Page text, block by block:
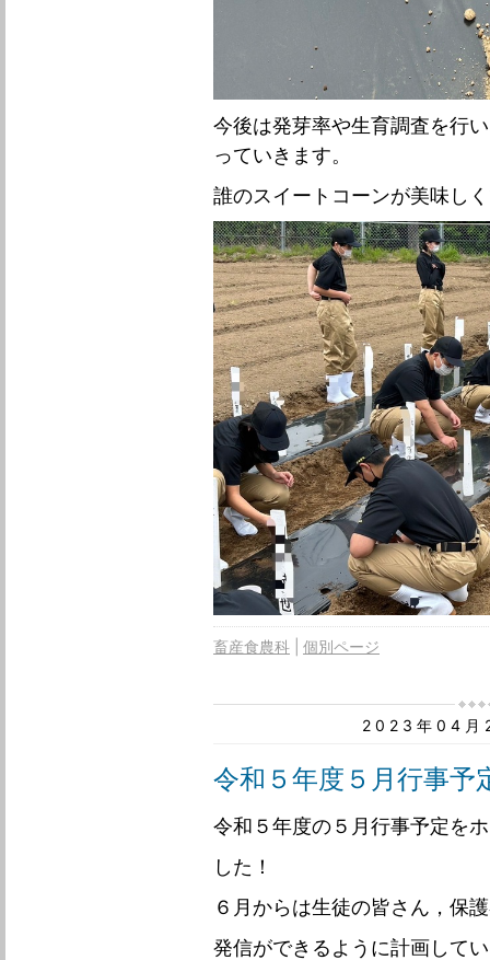
今後は発芽率や生育調査を行
っていきます。
誰のスイートコーンが美味し
畜産食農科 個別ページ
2023年04月
令和５年度５月行事予
令和５年度の５月行事予定を
した！
６月からは生徒の皆さん，保
発信ができるように計画して